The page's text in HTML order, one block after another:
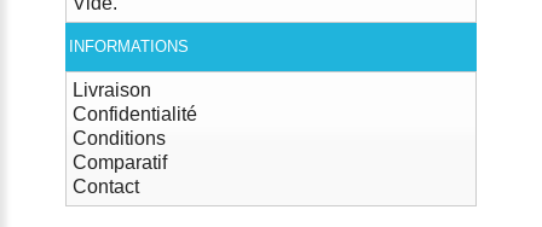
INFORMATIONS
Livraison
Confidentialité
Conditions
Comparatif
Contact